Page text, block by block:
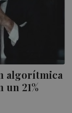
algorítmica
21%